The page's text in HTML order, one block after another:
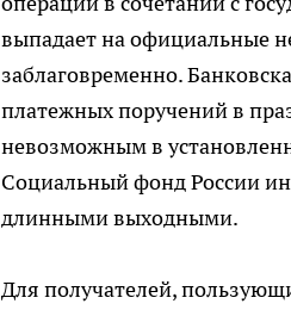
выпадает на официальные
заблаговременно.
платежных поручений в
невозможным в
Социальный фонд России
длинными выходными.
Для получателей,